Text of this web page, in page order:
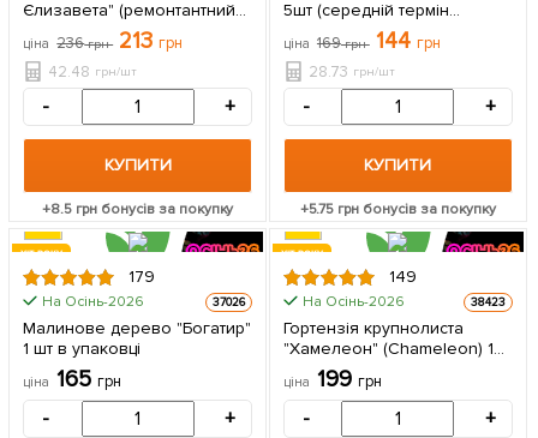
Єлизавета" (ремонтантний
сорт, ранній термін
дозрівання) 5 шт в упаковці
ціна 236грн 213 грн
42.48 грн/шт
- +
КУПИТИ
+8.5грн бонусів за покупку
5шт (середній термін
дозрівання, ягоди не
схильні до гниття)
ціна 169грн 144 грн
28.73 грн/шт
- +
КУПИТИ
+5.75 грн бонусів за покупку
ХІТ РОКУ
179
На Осінь-2026 37026
Малинове дерево "Богатир"
1 шт в упаковці
ціна 165грн
- +
ХІТ РОКУ
149
На Осінь-2026 38423
Гортензія крупнолиста
"Хамелеон" (Chameleon) 1
саджанець в упаковці
ціна 199 грн
- +